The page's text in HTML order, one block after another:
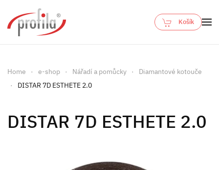
Skip to main content
Košík
Home e-shop Nářadí a pomůcky
Diamantové kotouče
DISTAR 7D ESTHETE 2.0
DISTAR 7D ESTHETE 2.0